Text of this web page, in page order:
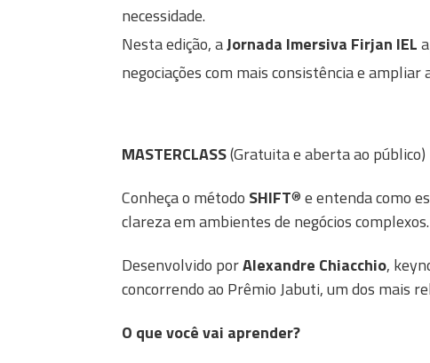
necessidade.
Nesta edição, aJornada Imersiva Firjan IEL
negociações com mais consistência e
MASTERCLASS(Gratuita e aberta ao público)
Conheça o método SHIFT® e entenda como
clareza em ambientes de negócios complexos.
Desenvolvido porAlexandre Chiacchio,
concorrendo ao Prêmio Jabuti, um dos mais
O que você vai aprender?